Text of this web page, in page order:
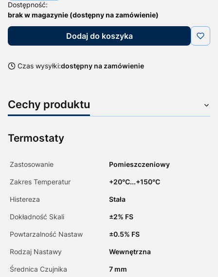
Dostępność:
brak w magazynie (dostępny na zamówienie)
Dodaj do koszyka
Czas wysyłki:dostępny na zamówienie
Cechy produktu
Termostaty
Zastosowanie Pomieszczeniowy
Zakres Temperatur +20°C...+150°C
Histereza Stała
Dokładność Skali ±2% FS
Powtarzalność Nastaw ±0.5% FS
Rodzaj Nastawy Wewnętrzna
Średnica Czujnika 7 mm